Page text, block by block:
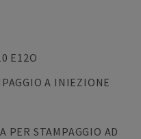
E12O
A INIEZIONE
PER STAMPAGGIO AD